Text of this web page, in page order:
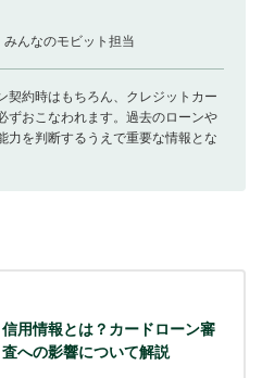
んなのモビット担当
契約時はもちろん、クレジットカー
ずおこなわれます。過去のローンや
力を判断するうえで重要な情報とな
信用情報とは？カードローン審
査への影響について解説